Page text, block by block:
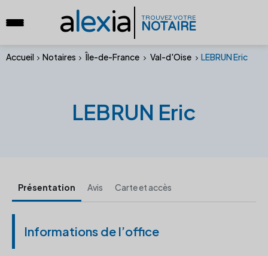
alexia TROUVEZ VOTRE
NOTAIRE
Accueil Notaires Île-de-France Val-d'Oise LEBRUN Eric
LEBRUN Eric
Présentation Avis Carte et accès
Informations de l’office